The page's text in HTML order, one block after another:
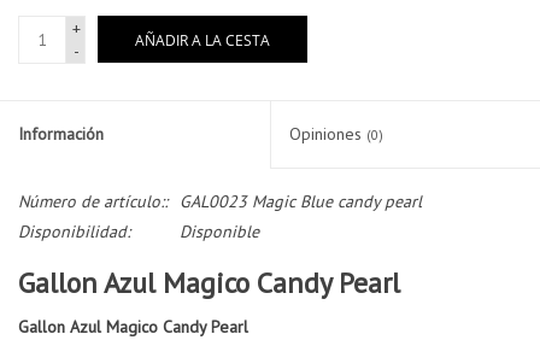
+
-
AÑADIR A LA CESTA
Información Opiniones (0)
Número de artículo::
GAL0023 Magic Blue candy pearl
Disponibilidad:
Disponible
Gallon Azul Magico Candy Pearl
Gallon Azul Magico Candy Pearl